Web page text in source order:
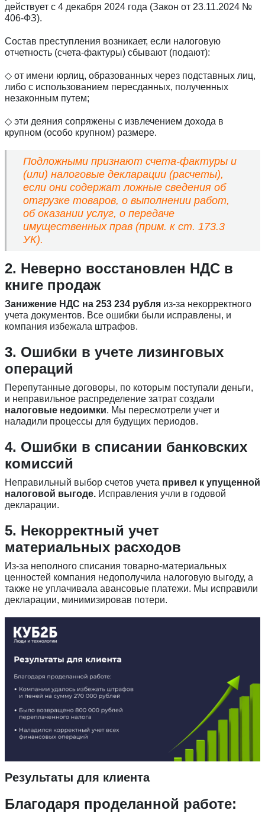
действует с 4 декабря 2024 года (Закон от 23.11.2024 №
406-ФЗ).
Состав преступления возникает, если налоговую
отчетность (счета-фактуры) сбывают (подают):
◇ от имени юрлиц, образованных через подставных лиц,
либо с использованием пересданных, полученных
незаконным путем;
◇ эти деяния сопряжены с извлечением дохода в
крупном (особо крупном) размере.
Подложными признают счета-фактуры и
(или) налоговые декларации (расчеты),
если они содержат ложные сведения об
отгрузке товаров, о выполнении работ,
об оказании услуг, о передаче
имущественных прав (прим. к ст. 173.3
УК).
2. Неверно восстановлен НДС в
книге продаж
Занижение НДС на 253 234 рубля из-за некорректного
учета документов. Все ошибки были исправлены, и
компания избежала штрафов.
3. Ошибки в учете лизинговых
операций
Перепутанные договоры, по которым поступали деньги,
и неправильное распределение затрат создали
налоговые недоимки. Мы пересмотрели учет и
наладили процессы для будущих периодов.
4. Ошибки в списании банковских
комиссий
Неправильный выбор счетов учета привел к упущенной
налоговой выгоде. Исправления учли в годовой
декларации.
5. Некорректный учет
материальных расходов
Из-за неполного списания товарно-материальных
ценностей компания недополучила налоговую выгоду, а
также не уплачивала авансовые платежи. Мы исправили
декларации, минимизировав потери.
Результаты для клиента
Благодаря проделанной работе:
Введите ваш номер телефона и мы вам
перезвоним!
Нажимая кнопку отправить я
ПринимаюПолитику конфиденциальности
ДаюСогласие на обработку персональных данных